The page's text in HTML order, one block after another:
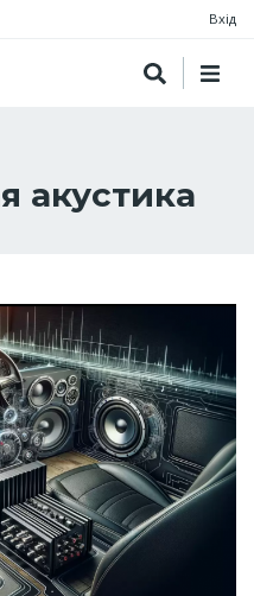
Вхід
акустика